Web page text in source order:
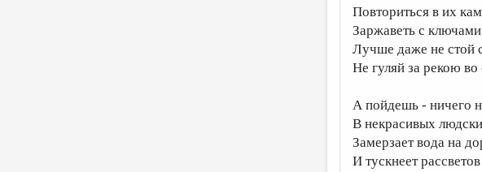
Повториться в их
Заржаветь с
Лучше даже не стой
Не гуляй за рекою во
А пойдешь - ничего
В некрасивых
Замерзает вода на
И тускнеет